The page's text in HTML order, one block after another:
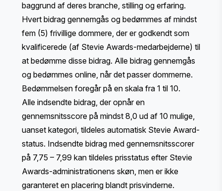
baggrund af deres branche, stilling og erfaring.
Hvert bidrag gennemgås og bedømmes af mindst
fem (5) frivillige dommere, der er godkendt som
kvalificerede (af Stevie Awards-medarbejderne) til
at bedømme disse bidrag. Alle bidrag gennemgås
og bedømmes online, når det passer dommerne.
Bedømmelsen foregår på en skala fra 1 til 10.
Alle indsendte bidrag, der opnår en
gennemsnitsscore på mindst 8,0 ud af 10 mulige,
uanset kategori, tildeles automatisk Stevie Award-
status. Indsendte bidrag med gennemsnitsscorer
på 7,75 – 7,99 kan tildeles prisstatus efter Stevie
Awards-administrationens skøn, men er ikke
garanteret en placering blandt prisvinderne.